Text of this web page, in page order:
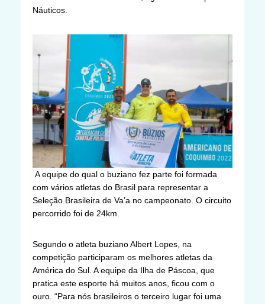
Náuticos.
A equipe do qual o buziano fez parte foi formada
com vários atletas do Brasil para representar a
Seleção Brasileira de Va’a no campeonato. O circuito
percorrido foi de 24km.
Segundo o atleta buziano Albert Lopes, na
competição participaram os melhores atletas da
América do Sul. A equipe da Ilha de Páscoa, que
pratica este esporte há muitos anos, ficou com o
ouro. “Para nós brasileiros o terceiro lugar foi uma